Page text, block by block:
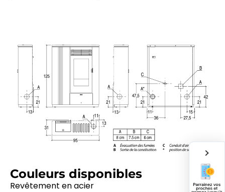
Couleurs disponibles
Revêtement en acier